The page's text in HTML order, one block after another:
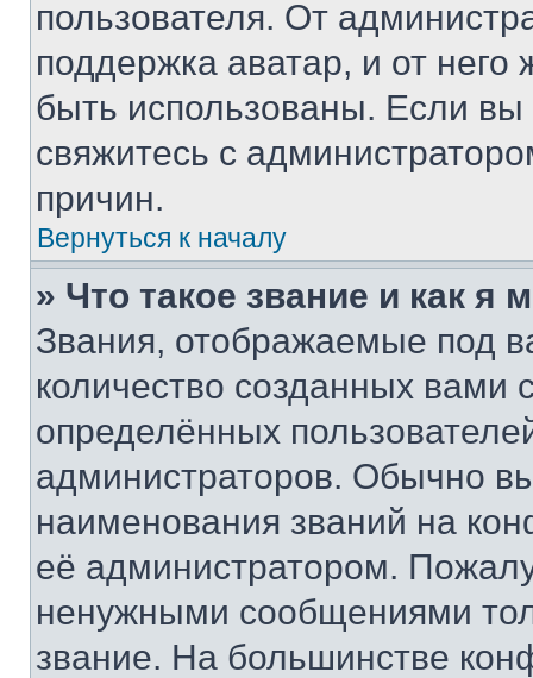
пользователя. От
поддержка аватар, и от него
быть использованы. Если
свяжитесь с
причин.
Вернуться к началу
» Что такое звание и как я
Звания, отображаемые под
количество созданных
определённых
администраторов. Обычно
наименования званий на
её администратором.
ненужными сообщениями
звание. На большинстве